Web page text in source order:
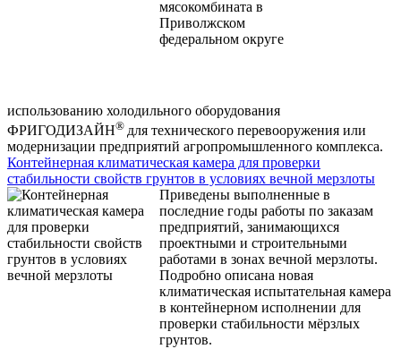
использованию холодильного оборудования
ФРИГОДИЗАЙН® для технического перевооружения или
модернизации предприятий агропромышленного комплекса.
Контейнерная климатическая камера для проверки
стабильности свойств грунтов в условиях вечной мерзлоты
Приведены выполненные в
последние годы работы по заказам
предприятий, занимающихся
проектными и строительными
работами в зонах вечной мерзлоты.
Подробно описана новая
климатическая испытательная камера
в контейнерном исполнении для
проверки стабильности мёрзлых
грунтов.